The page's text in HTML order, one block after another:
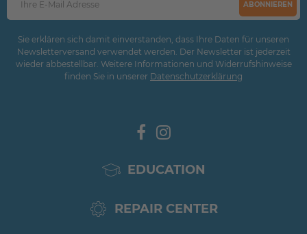
ABONNIEREN
Sie erklären sich damit einverstanden, dass Ihre Daten für unseren
Newsletterversand verwendet werden. Der Newsletter ist jederzeit
wieder abbestellbar. Weitere Informationen und Widerrufshinweise
finden Sie in unserer Daten­schutz­erklärung
EDUCATION
REPAIR CENTER